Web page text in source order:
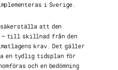
i Sverige.
säkerställa att den
– till skillnad från den
krav. Det gäller
en tydlig tidsplan för
och en bedömning